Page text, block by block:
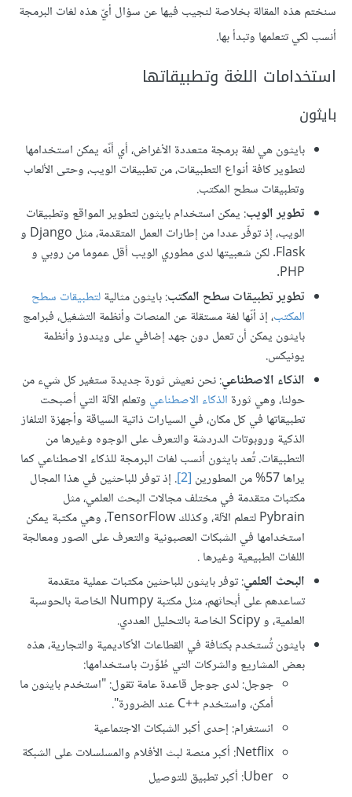
سنختم هذه المقالة بخلاصة لنجيب فيها عن سؤال أيّ هذه لغات البرمجة
أنسب لكي تتعلمها وتبدأ بها.
استخدامات اللغة وتطبيقاتها
بايثون
بايثون هي لغة برمجة متعددة الأغراض، أي أنّه يمكن استخدامها
لتطوير كافة أنواع التطبيقات، من تطبيقات الويب، وحتى الألعاب
وتطبيقات سطح المكتب.
تطوير الويب: يمكن استخدام بايثون لتطوير المواقع وتطبيقات
الويب، إذ توفّر عددا من إطارات العمل المتقدمة، مثل Django و
Flask. لكن شعبيتها لدى مطوري الويب أقل عموما من روبي و
PHP.
تطوير تطبيقات سطح المكتب: بايثون مثاليةلتطبيقات سطح
المكتب، إذ أنّها لغة مستقلة عن المنصات وأنظمة التشغيل، فبرامج
بايثون يمكن أن تعمل دون جهد إضافي على ويندوز وأنظمة
يونيكس.
الذكاء الاصطناعي: نحن نعيش ثورة جديدة ستغير كل شيء من
حولنا، وهي ثورة الذكاء الاصطناعي وتعلم الآلة التي أصبحت
تطبيقاتها في كل مكان، في السيارات ذاتية السياقة وأجهزة التلفاز
الذكية وروبوتات الدردشة والتعرف على الوجوه وغيرها من
التطبيقات. تُعد بايثون أنسب لغات البرمجة للذكاء الاصطناعي كما
يراها 57% من المطورين
[2] . إذ توفر للباحثين في هذا المجال
مكتبات متقدمة في مختلف مجالات البحث العلمي، مثل
Pybrain لتعلم الآلة، وكذلك TensorFlow، وهي مكتبة يمكن
استخدامها في الشبكات العصبونية والتعرف على الصور ومعالجة
اللغات الطبيعية وغيرها .
البحث العلمي: توفر بايثون للباحثين مكتبات عملية متقدمة
تساعدهم على أبحاثهم، مثل مكتبة Numpy الخاصة بالحوسبة
العلمية، و Scipy الخاصة بالتحليل العددي.
بايثون تُستخدم بكثافة في القطاعات الأكاديمية والتجارية، هذه
بعض المشاريع والشركات التي طُوِّرت باستخدامها:
جوجل: لدى جوجل قاعدة عامة تقول: "استخدم بايثون ما
أمكن، واستخدم C++‎ عند الضرورة".
انستغرام: إحدى أكبر الشبكات الاجتماعية
Netflix: أكبر منصة لبث الأفلام والمسلسلات على الشبكة
Uber: أكبر تطبيق للتوصيل